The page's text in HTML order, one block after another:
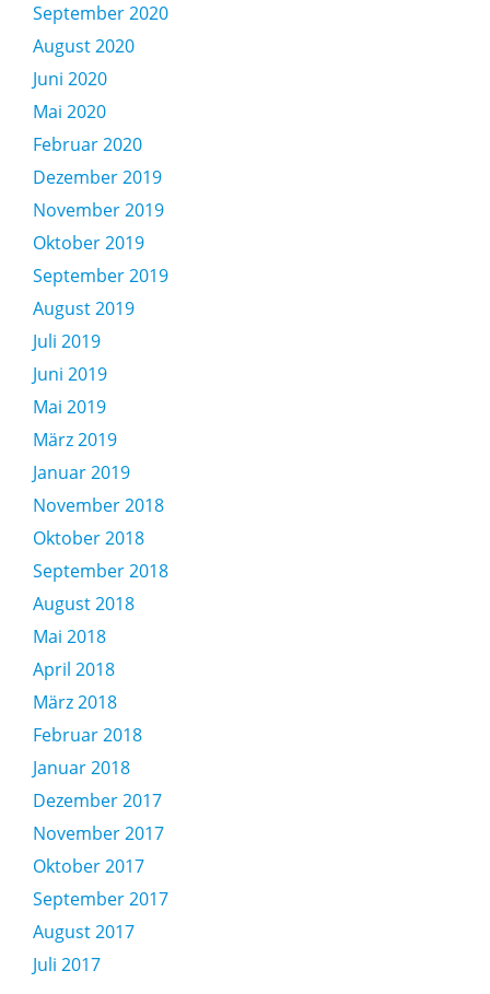
September 2020
August 2020
Juni 2020
Mai 2020
Februar 2020
Dezember 2019
November 2019
Oktober 2019
September 2019
August 2019
Juli 2019
Juni 2019
Mai 2019
März 2019
Januar 2019
November 2018
Oktober 2018
September 2018
August 2018
Mai 2018
April 2018
März 2018
Februar 2018
Januar 2018
Dezember 2017
November 2017
Oktober 2017
September 2017
August 2017
Juli 2017